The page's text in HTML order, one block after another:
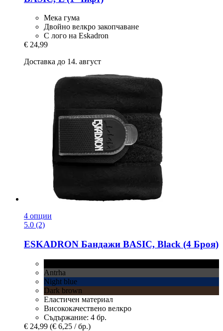
Мека гума
Двойно велкро закопчаване
С лого на Eskadron
€ 24,99
Доставка до 14. август
4 опции
5.0 (2)
ESKADRON Бандажи BASIC, Black (4 Броя)
Antrha
Night blue
Dark brown
Еластичен материал
Висококачествено велкро
Съдържание: 4 бр.
€ 24,99 (€ 6,25 / бр.)